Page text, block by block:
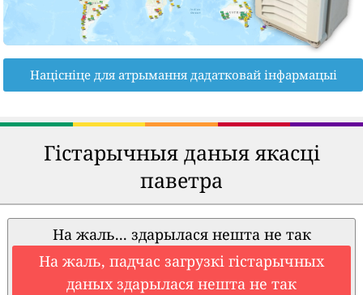
Націсніце для атрымання дадатковай інфармацыі
Гістарычныя даныя якасці
паветра
На жаль... здарылася нешта не так
На жаль, падчас загрузкі гістарычных
даных здарылася нешта не так